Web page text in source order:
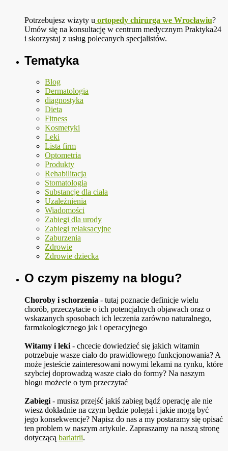
Potrzebujesz wizyty u ortopedy chirurga we Wrocławiu?
Umów się na konsultację w centrum medycznym Praktyka24
i skorzystaj z usług polecanych specjalistów.
Tematyka
Blog
Dermatologia
diagnostyka
Dieta
Fitness
Kosmetyki
Leki
Lista firm
Optometria
Produkty
Rehabilitacja
Stomatologia
Substancje dla ciała
Uzależnienia
Wiadomości
Zabiegi dla urody
Zabiegi relaksacyjne
Zaburzenia
Zdrowie
Zdrowie dziecka
O czym piszemy na blogu?
Choroby i schorzenia - tutaj poznacie definicje wielu
chorób, przeczytacie o ich potencjalnych objawach oraz o
wskazanych sposobach ich leczenia zarówno naturalnego,
farmakologicznego jak i operacyjnego
Witamy i leki - chcecie dowiedzieć się jakich witamin
potrzebuje wasze ciało do prawidłowego funkcjonowania? A
może jesteście zainteresowani nowymi lekami na rynku, które
szybciej doprowadzą wasze ciało do formy? Na naszym
blogu możecie o tym przeczytać
Zabiegi - musisz przejść jakiś zabieg bądź operację ale nie
wiesz dokładnie na czym będzie polegał i jakie mogą być
jego konsekwencje? Napisz do nas a my postaramy się opisać
ten problem w naszym artykule. Zapraszamy na naszą stronę
dotyczącą bariatrii.